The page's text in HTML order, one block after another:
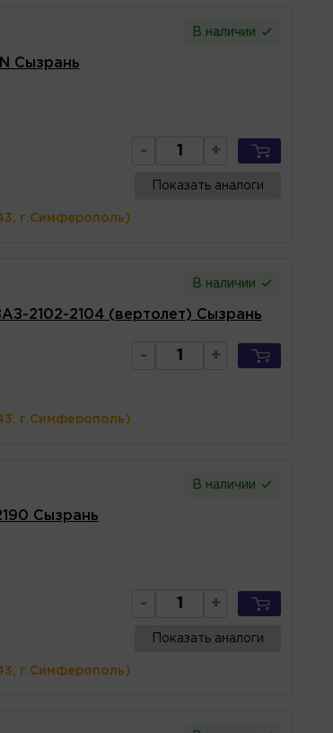
В наличии
Сызрань
- +
Показать аналоги
г.Симферополь)
В наличии
2102-2104 (вертолет) Сызрань
- +
г.Симферополь)
В наличии
Сызрань
- +
Показать аналоги
г.Симферополь)